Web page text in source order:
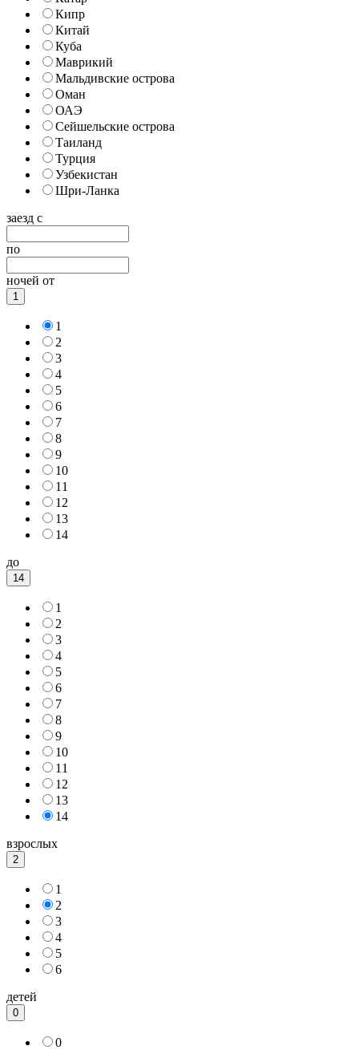
Кипр
Китай
Куба
Маврикий
Мальдивские острова
Оман
ОАЭ
Сейшельские острова
Таиланд
Турция
Узбекистан
Шри-Ланка
заезд с
по
ночей от
1
1
2
3
4
5
6
7
8
9
10
11
12
13
14
до
14
1
2
3
4
5
6
7
8
9
10
11
12
13
14
взрослых
2
1
2
3
4
5
6
детей
0
0